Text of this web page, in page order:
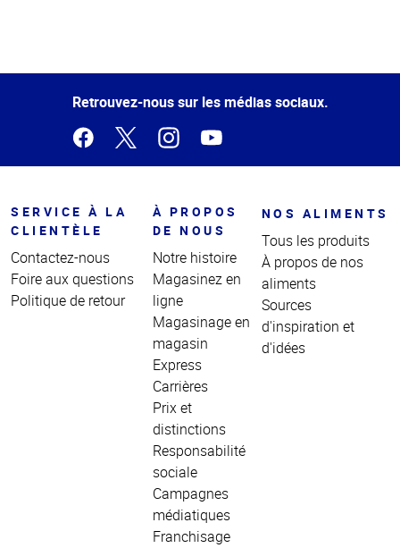
de la
Retrouvez-nous sur les médias sociaux.
SERVICE À LA
CLIENTÈLE
Contactez-nous
Foire aux questions
Politique de retour
À PROPOS
DE NOUS
Notre histoire
Magasinez en
ligne
Magasinage en
magasin
Express
Carrières
Prix et
distinctions
Responsabilité
sociale
Campagnes
médiatiques
Franchisage
NOS ALIMENTS
Tous les produits
À propos de nos
aliments
Sources
d'inspiration et
d'idées